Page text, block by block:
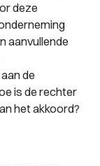
deze
aanvullende
de
is de rechter
het akkoord?